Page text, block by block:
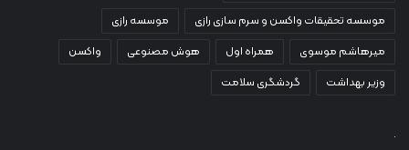
موسسه تحقیقات واکسن و سرم سازی رازی
موسسه رازی
میرهاشم موسوی
همراه اول هوش مصنوعی
واکسن
وزیر بهداشت
گردشگری سلامت